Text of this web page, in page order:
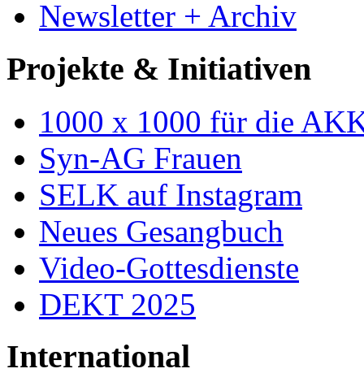
Newsletter + Archiv
Projekte & Initiativen
1000 x 1000 für die
Syn-AG Frauen
SELK auf Instagram
Neues Gesangbuch
Video-Gottesdienste
DEKT 2025
International